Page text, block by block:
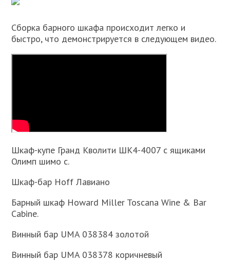
Сборка барного шкафа происходит легко и
быстро, что демонстрируется в следующем видео.
Шкаф-купе Гранд Кволити ШК4-4007 с ящиками
Олимп шимо с.
Шкаф-бар Hoff Лавиано
Барный шкаф Howard Miller Toscana Wine & Bar
Cabine.
Винный бар UMA 038384 золотой
Винный бар UMA 038378 коричневый